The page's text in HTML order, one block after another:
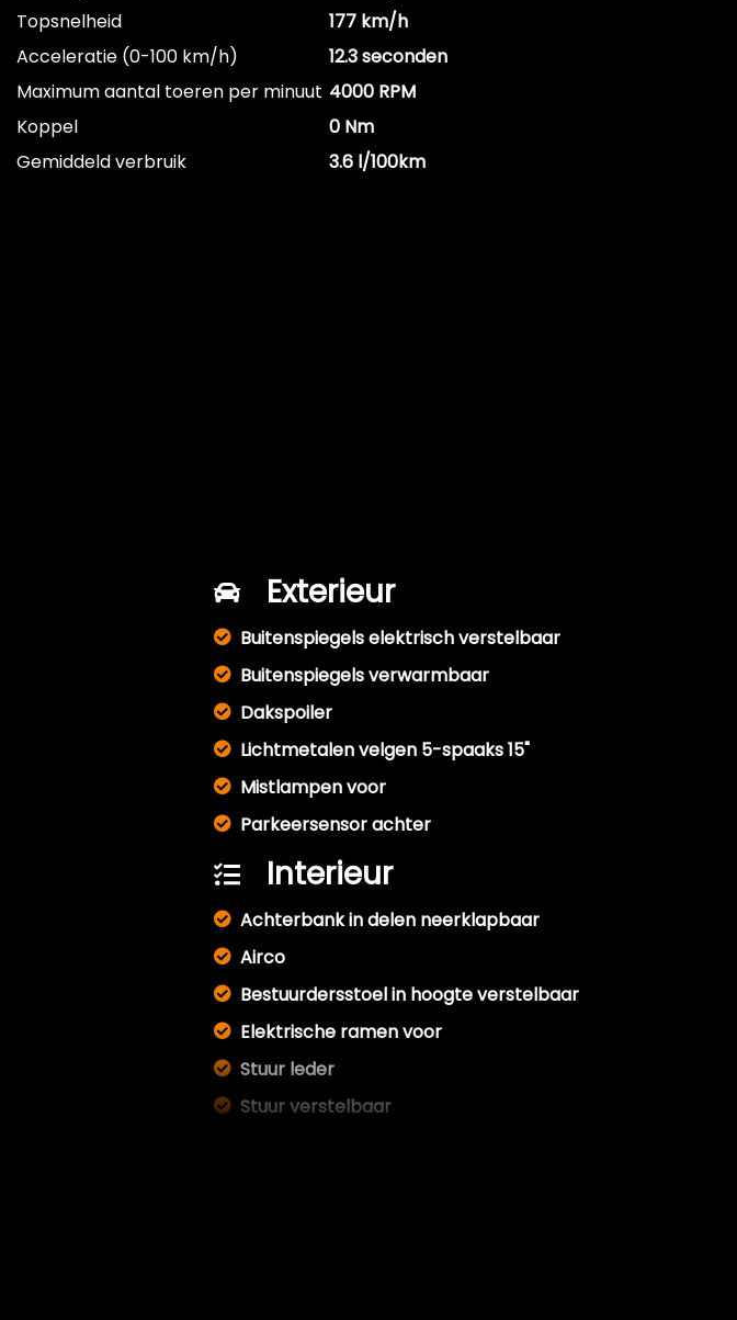
Topsnelheid
177 km/h
Acceleratie (0-100 km/h)
12.3 seconden
Maximum aantal toeren per minuut 4000 RPM
Koppel
0 Nm
Gemiddeld verbruik
3.6 l/100km
Exterieur
Buitenspiegels elektrisch verstelbaar
Buitenspiegels verwarmbaar
Dakspoiler
Lichtmetalen velgen 5-spaaks 15"
Mistlampen voor
Parkeersensor achter
Interieur
Achterbank in delen neerklapbaar
Airco
Bestuurdersstoel in hoogte verstelbaar
Elektrische ramen voor
Stuur leder
Stuur verstelbaar